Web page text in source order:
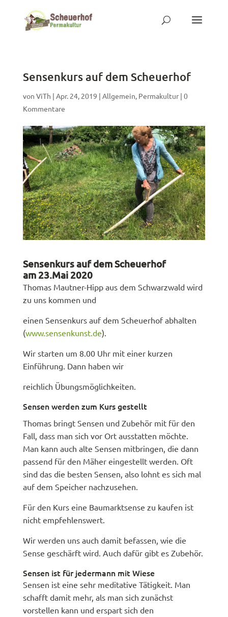
Sensenkurs auf dem Scheuerhof
von ViTh | Apr. 24, 2019 | Allgemein, Permakultur| 0
Kommentare
Sensenkurs auf dem Scheuerhof
am 23.Mai 2020
Thomas Mautner-Hipp aus dem Schwarzwald wird
zu uns kommen und
einen Sensenkurs auf dem Scheuerhof abhalten
(www.sensenkunst.de).
Wir starten um 8.00 Uhr mit einer kurzen
Einführung. Dann haben wir
reichlich Übungsmöglichkeiten.
Sensen werden zum Kurs gestellt
Thomas bringt Sensen und Zubehör mit für den
Fall, dass man sich vor Ort ausstatten möchte.
Man kann auch alte Sensen mitbringen, die dann
passend für den Mäher eingestellt werden. Oft
sind das die besten Sensen, also lohnt es sich mal
auf dem Speicher nachzusehen.
Für den Kurs eine Baumarktsense zu kaufen ist
nicht empfehlenswert.
Wir werden uns auch damit befassen, wie die
Sense geschärft wird. Auch dafür gibt es Zubehör.
Sensen ist für jedermann mit Wiese
Sensen ist eine sehr meditative Tätigkeit. Man
schafft damit mehr, als man sich zunächst
vorstellen kann und erspart sich den